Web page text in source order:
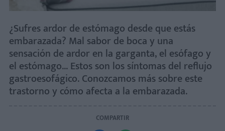
¿Sufres ardor de estómago desde que estás
embarazada? Mal sabor de boca y una
sensación de ardor en la garganta, el esófago y
el estómago... Estos son los síntomas del reflujo
gastroesofágico. Conozcamos más sobre este
trastorno y cómo afecta a la embarazada.
COMPARTIR